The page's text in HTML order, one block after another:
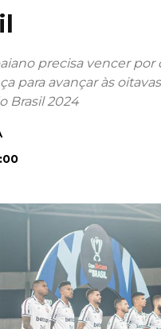
precisa vencer por
para avançar às
Brasil 2024